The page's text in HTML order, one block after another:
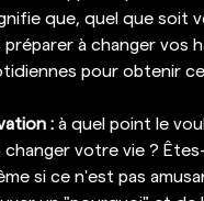
que, quel que soit
à changer vos
pour obtenir
: à quel point le
changer votre vie ?
si ce n'est pas